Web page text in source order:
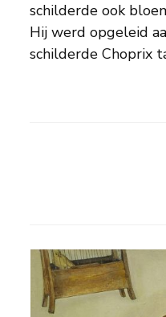
schilderde ook
Hij werd opgeleid
schilderde Choprix
een geïdealiseerd
In 1954 raakt hij in